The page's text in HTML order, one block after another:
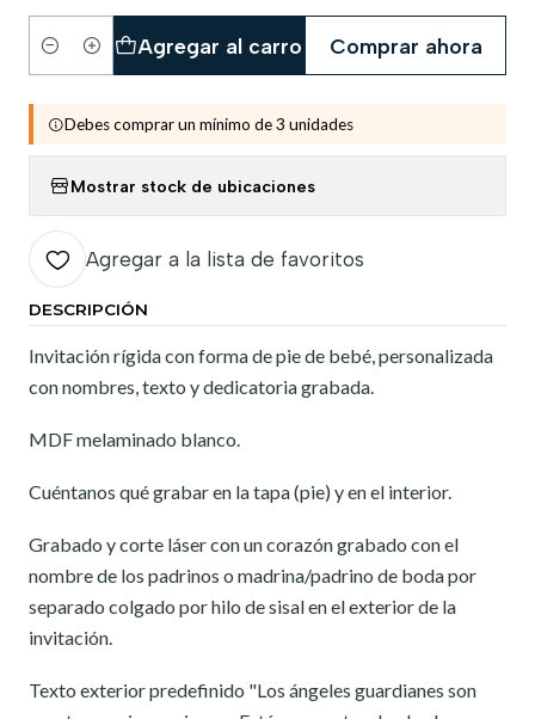
Cantidad
Agregar al carro Comprar ahora
Debes comprar un mínimo de 3 unidades
Mostrar stock de ubicaciones
Agregar a la lista de favoritos
DESCRIPCIÓN
Invitación rígida con forma de pie de bebé, personalizada
con nombres, texto y dedicatoria grabada.
MDF melaminado blanco.
Cuéntanos qué grabar en la tapa (pie) y en el interior.
Grabado y corte láser con un corazón grabado con el
nombre de los padrinos o madrina/padrino de boda por
separado colgado por hilo de sisal en el exterior de la
invitación.
Texto exterior predefinido "Los ángeles guardianes son